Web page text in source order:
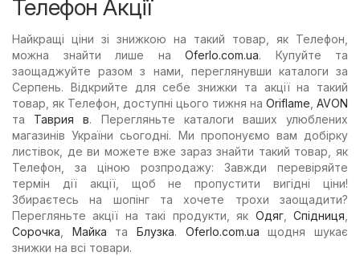
Телефон Акції
Найкращі ціни зі знижкою на такий товар, як Телефон,
можна знайти лише на Oferlo.com.ua. Купуйте та
заощаджуйте разом з нами, переглянувши каталоги за
Серпень. Відкрийте для себе знижки та акції на такий
товар, як Телефон, доступні цього тижня на Oriflame AVON
та Таврия в. Перегляньте каталоги ваших улюблених
магазинів України сьогодні. Ми пропонуємо вам добірку
листівок, де ви можете вже зараз знайти такий товар, як
Телефон, за ціною розпродажу: Завжди перевіряйте
термін дії акції, щоб не пропустити вигідні ціни!
Збираєтесь на шопінг та хочете трохи заощадити?
Перегляньте акції на такі продукти, як Одяг,Спідниця
Сорочка
Майка таБлузка. Oferlo.com.ua щодня шукає
знижки на всі товари.